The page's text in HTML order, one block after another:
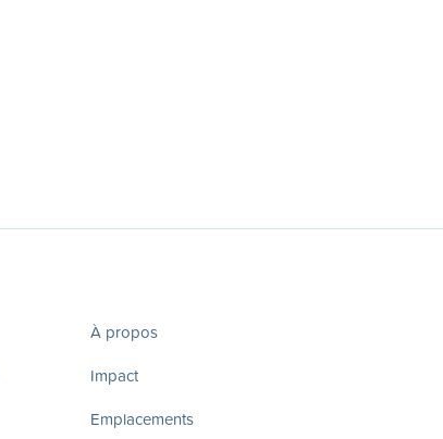
À propos
Impact
Emplacements